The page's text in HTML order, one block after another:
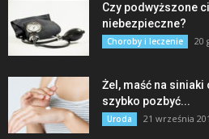
Czy podwyższone
niebezpieczne?
Choroby i leczenie 20
Żel, maść na
szybko pozbyć...
Uroda 21 września